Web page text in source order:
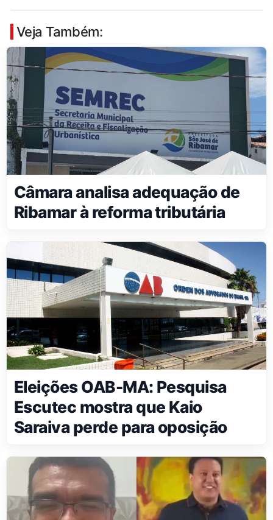
Veja Também:
Câmara analisa adequação de
Ribamar à reforma tributária
Eleições OAB-MA: Pesquisa
Escutec mostra que Kaio
Saraiva perde para oposição